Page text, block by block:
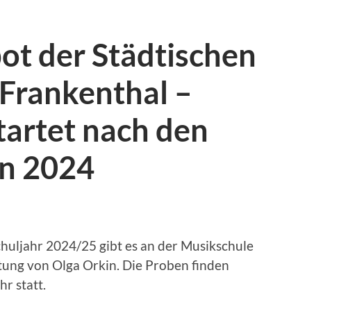
der Städtischen
–
nach den
2024
2024/25 gibt es an der Musikschule
von Olga Orkin. Die Proben finden
statt.